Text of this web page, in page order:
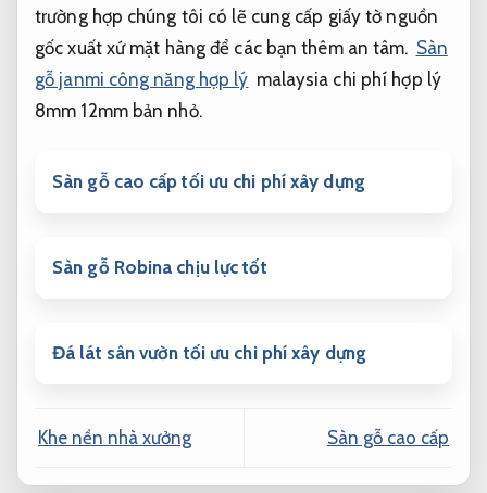
trường hợp chúng tôi có lẽ cung cấp giấy tờ nguồn
gốc xuất xứ mặt hàng để các bạn thêm an tâm. Sàn
gỗ janmi công năng hợp lý malaysia chi phí hợp lý
8mm 12mm bản nhỏ.
Sàn gỗ cao cấp tối ưu chi phí xây dựng
Sàn gỗ Robina chịu lực tốt
Đá lát sân vườn tối ưu chi phí xây dựng
Khe nền nhà xưởng Sàn gỗ cao cấp